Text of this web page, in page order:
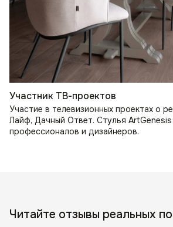
Участник ТВ-проектов
Участие в телевизионных проектах о
Лайф, Дачный Ответ. Стулья
профессионалов и дизайнеров.
Читайте отзывы реальных